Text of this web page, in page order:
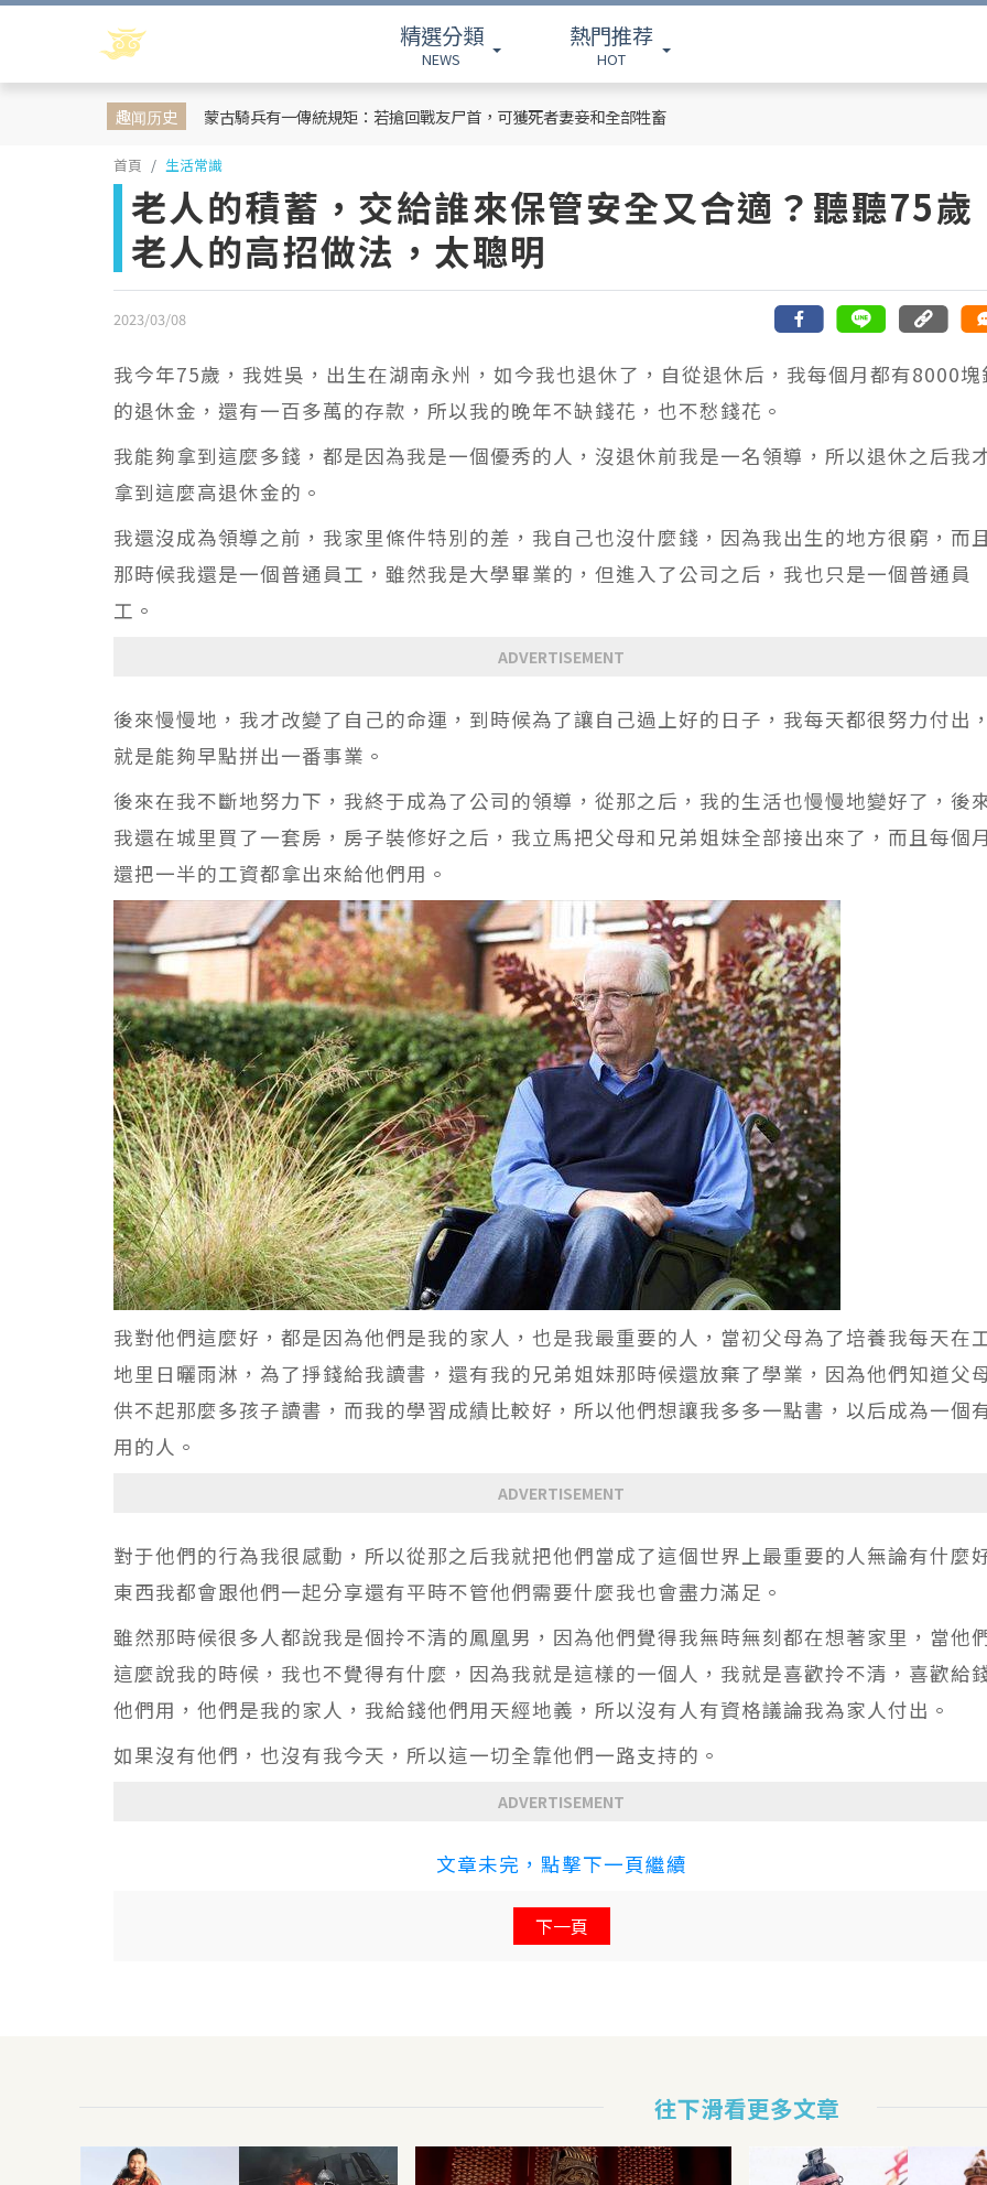
精選分類
NEWS
熱門推荐
HOT
趣闻历史 蒙古騎兵有一傳統規矩：若搶回戰友尸首，可獲死者妻妾和全部牲畜
首頁 生活常識
老人的積蓄，交給誰來保管安全又合適？聽聽75歲
老人的高招做法，太聰明
2023/03/08
我今年75歲，我姓吳，出生在湖南永州，如今我也退休了，自從退休后，我每個月都有8000塊
的退休金，還有一百多萬的存款，所以我的晚年不缺錢花，也不愁錢花。
我能夠拿到這麼多錢，都是因為我是一個優秀的人，沒退休前我是一名領導，所以退休之后我
拿到這麼高退休金的。
我還沒成為領導之前，我家里條件特別的差，我自己也沒什麼錢，因為我出生的地方很窮，而
那時候我還是一個普通員工，雖然我是大學畢業的，但進入了公司之后，我也只是一個普通員
工。
ADVERTISEMENT
後來慢慢地，我才改變了自己的命運，到時候為了讓自己過上好的日子，我每天都很努力付出，
就是能夠早點拼出一番事業。
後來在我不斷地努力下，我終于成為了公司的領導，從那之后，我的生活也慢慢地變好了，後
我還在城里買了一套房，房子裝修好之后，我立馬把父母和兄弟姐妹全部接出來了，而且每個月
還把一半的工資都拿出來給他們用。
我對他們這麼好，都是因為他們是我的家人，也是我最重要的人，當初父母為了培養我每天在
地里日曬雨淋，為了掙錢給我讀書，還有我的兄弟姐妹那時候還放棄了學業，因為他們知道父
供不起那麼多孩子讀書，而我的學習成績比較好，所以他們想讓我多多一點書，以后成為一個
用的人。
ADVERTISEMENT
對于他們的行為我很感動，所以從那之后我就把他們當成了這個世界上最重要的人無論有什麼
東西我都會跟他們一起分享還有平時不管他們需要什麼我也會盡力滿足。
雖然那時候很多人都說我是個拎不清的鳳凰男，因為他們覺得我無時無刻都在想著家里，當他
這麼說我的時候，我也不覺得有什麼，因為我就是這樣的一個人，我就是喜歡拎不清，喜歡給
他們用，他們是我的家人，我給錢他們用天經地義，所以沒有人有資格議論我為家人付出。
如果沒有他們，也沒有我今天，所以這一切全靠他們一路支持的。
ADVERTISEMENT
文章未完，點擊下一頁繼續
下一頁
往下滑看更多文章